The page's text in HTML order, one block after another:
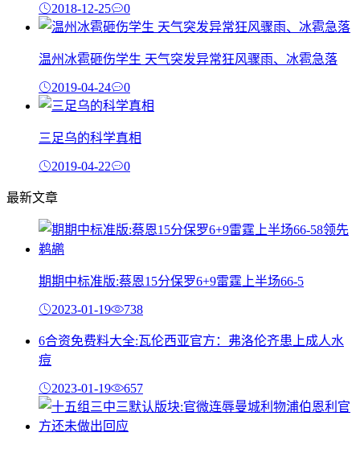
2018-12-25 0
温州冰雹砸伤学生 天气突发异常狂风骤雨、冰雹急落
2019-04-24 0
三足乌的科学真相
2019-04-22 0
最新文章
期期中标准版:蔡恩15分保罗6+9雷霆上半场66-5
2023-01-19 738
6合资免费料大全:瓦伦西亚官方：弗洛伦齐患上成人水
痘
2023-01-19 657